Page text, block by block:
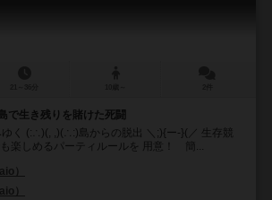
で生き残りを賭けた死闘
ゆく (:∴)(, ,)(∴:)島からの脱出 ＼;){ー-}(／ 生存競
楽しめるパーティルールを 用意！ 簡...
）
）